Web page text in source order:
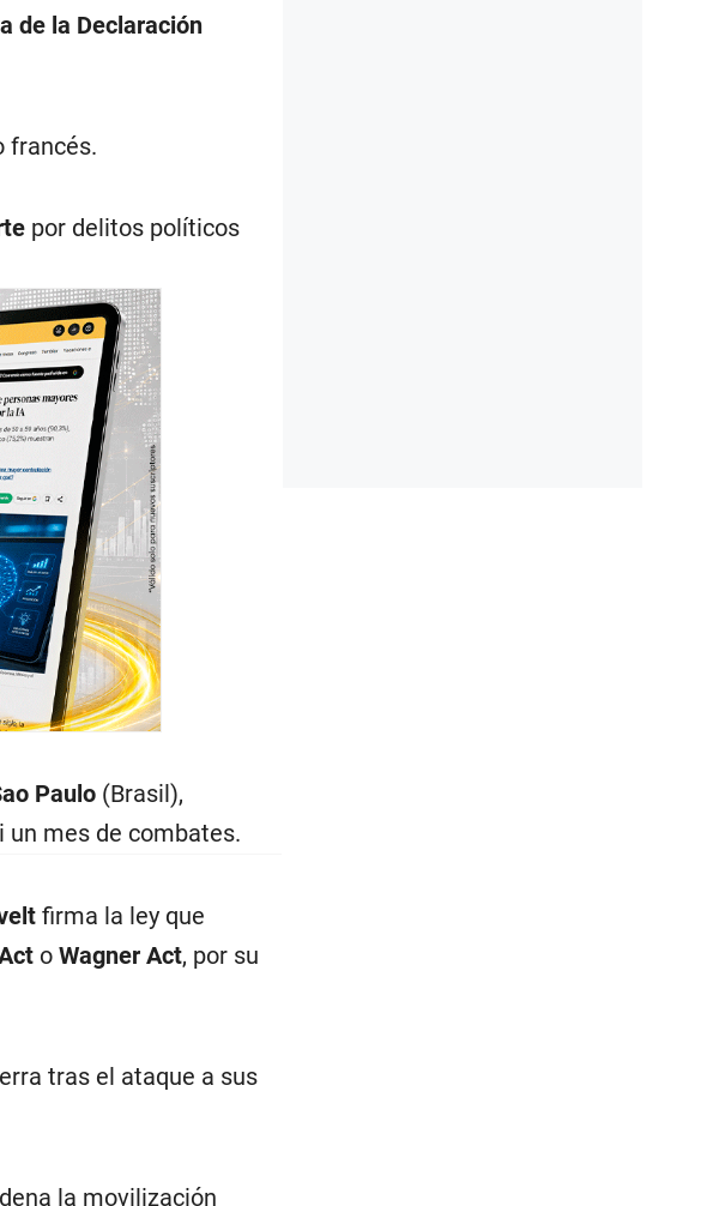
de la Declaración
francés.
por delitos políticos
Paulo(Brasil),
un mes de combates.
firma la ley que
o Wagner Act, por su
tras el ataque a sus
la movilización